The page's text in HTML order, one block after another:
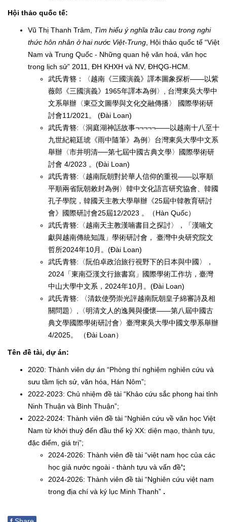
Hội thảo quốc tế:
Vũ Thị Thanh Trâm, Tìm hiểu ý nghĩa trầu cau trong nghi
thức hôn nhân ở hai nước Việt-Trung , Hội thảo quốc tế “Việt
Nam và Trung Quốc - Những quan hệ văn hoá, văn học
trong lịch sử” 2011, ĐH KHXH và NV, ĐHQG-HCM.
武氏青簪：〈越南《三國演義》譯本圖象探析——以紫
薇郎《三國演義》1965年譯本為例〉, 台灣東吳大學中
文系舉辦〈東亞文圖學與文化交融傳播〉 國際學術研
討會11/2021。 (Đài Loan)
武氏青簪:〈洞庭湖神話故事¬¬¬¬¬——以越南十八至十
九世紀範廷琥《雨中隨筆》為例〉台灣東吳大學中文系
舉辦〈市井明清──第七屆中國古典文學〉國際學術研
討會 4/2023 。(Đài Loan)
武氏青簪:〈越南阮朝對於華人信仰的重視——以寧順
平順兩省阮朝敕封為例〉韓中文化語言研究協會、韓國
孔子學院，韓國天主教大學舉辦《25屆中韓教育研討
會》國際研討會25屆12/2023 。（Hàn Quốc）
武氏青簪:〈越南天主教漢喃書目之探討〉，「漢喃文
獻與越南傳統知識」學術研討會， 臺灣中央研究院文
哲所2024年10月。(Đài Loan)
武氏青簪:〈阮伯卓政治旅行視野下的日本與中國〉，
2024「東南亞漢文行旅書寫」國際學術工作坊，臺灣
中山大學中文系，2024年10月。(Đài Loan)
武氏青簪: 〈清欽使勞崇光評越南阮朝皇子綿審詩及相
關問題〉,〈明清文人的逸興與優懷——第八屆中國古
典文學國際學術研討會〉臺灣東吳大學中國文學系舉辦
4/2025。 （Đài Loan）
Tên đề tài, dự án:
2020: Thành viên dự án “Phòng thí nghiệm nghiên cứu và
sưu tầm lịch sử, văn hóa, Hán Nôm”;
2022-2023: Chủ nhiệm đề tài “Khảo cứu sắc phong hai tỉnh
Ninh Thuận và Bình Thuận”;
2022-2024: Thành viên đề tài “Nghiên cứu về văn học Việt
Nam từ khởi thuỷ đến đầu thế kỷ XX: diện mạo, thành tựu,
đặc điểm, giá trị”;
2024-2026: Thành viên đề tài “việt nam học của các
học giả nước ngoài - thành tựu và vấn đề’;
2024-2026: Thành viên đề tài “Nghiên cứu việt nam
trong địa chí và ký lục Minh Thanh” .